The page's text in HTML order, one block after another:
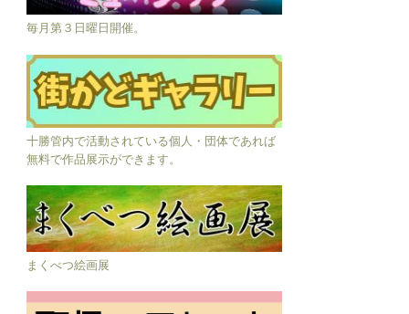
毎月第３日曜日開催。
十勝管内で活動されている個人・団体であれば
無料で作品展示ができます。
まくべつ絵画展